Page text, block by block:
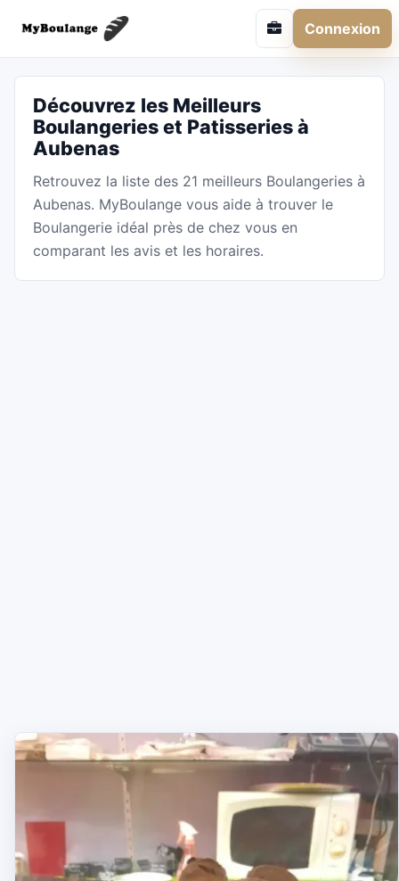
Connexion
Découvrez les Meilleurs
Boulangeries et Patisseries à
Aubenas
Retrouvez la liste des 21 meilleurs Boulangeries à
Aubenas. MyBoulange vous aide à trouver le
Boulangerie idéal près de chez vous en
comparant les avis et les horaires.